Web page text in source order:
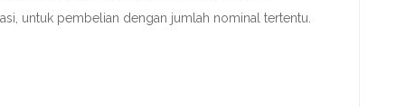
untuk pembelian dengan jumlah nominal tertentu.